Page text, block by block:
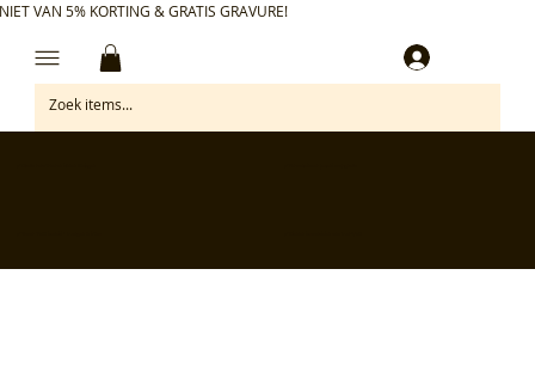
VAN 5% KORTING & GRATIS GRAVURE!